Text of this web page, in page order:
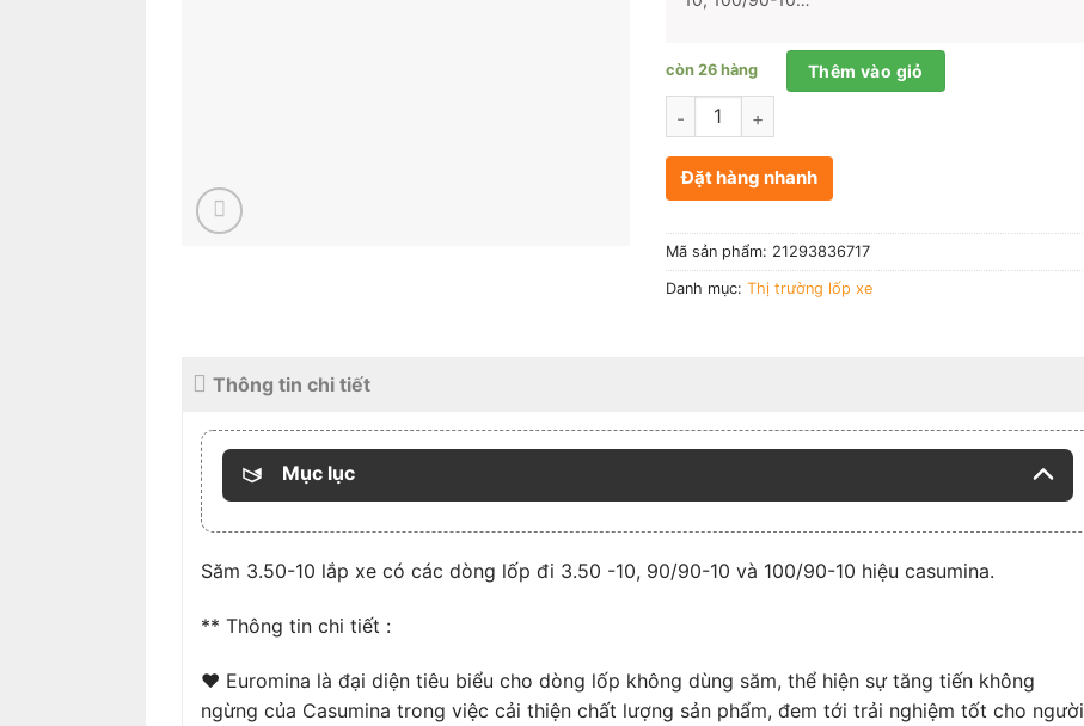
còn 26 hàng
Số lượng
Thêm vào giỏ
Đặt hàng nhanh
Mã sản phẩm: 21293836717
Danh mục: Thị trường lốp xe
Thông tin chi tiết
Mục lục
Săm 3.50-10 lắp xe có các dòng lốp đi 3.50 -10, 90/90-10 và 100/90-10 hiệu casumina.
** Thông tin chi tiết :
❤ Euromina là đại diện tiêu biểu cho dòng lốp không dùng săm, thể hiện sự tăng tiến không
ngừng của Casumina trong việc cải thiện chất lượng sản phẩm, đem tới trải nghiệm tốt cho người